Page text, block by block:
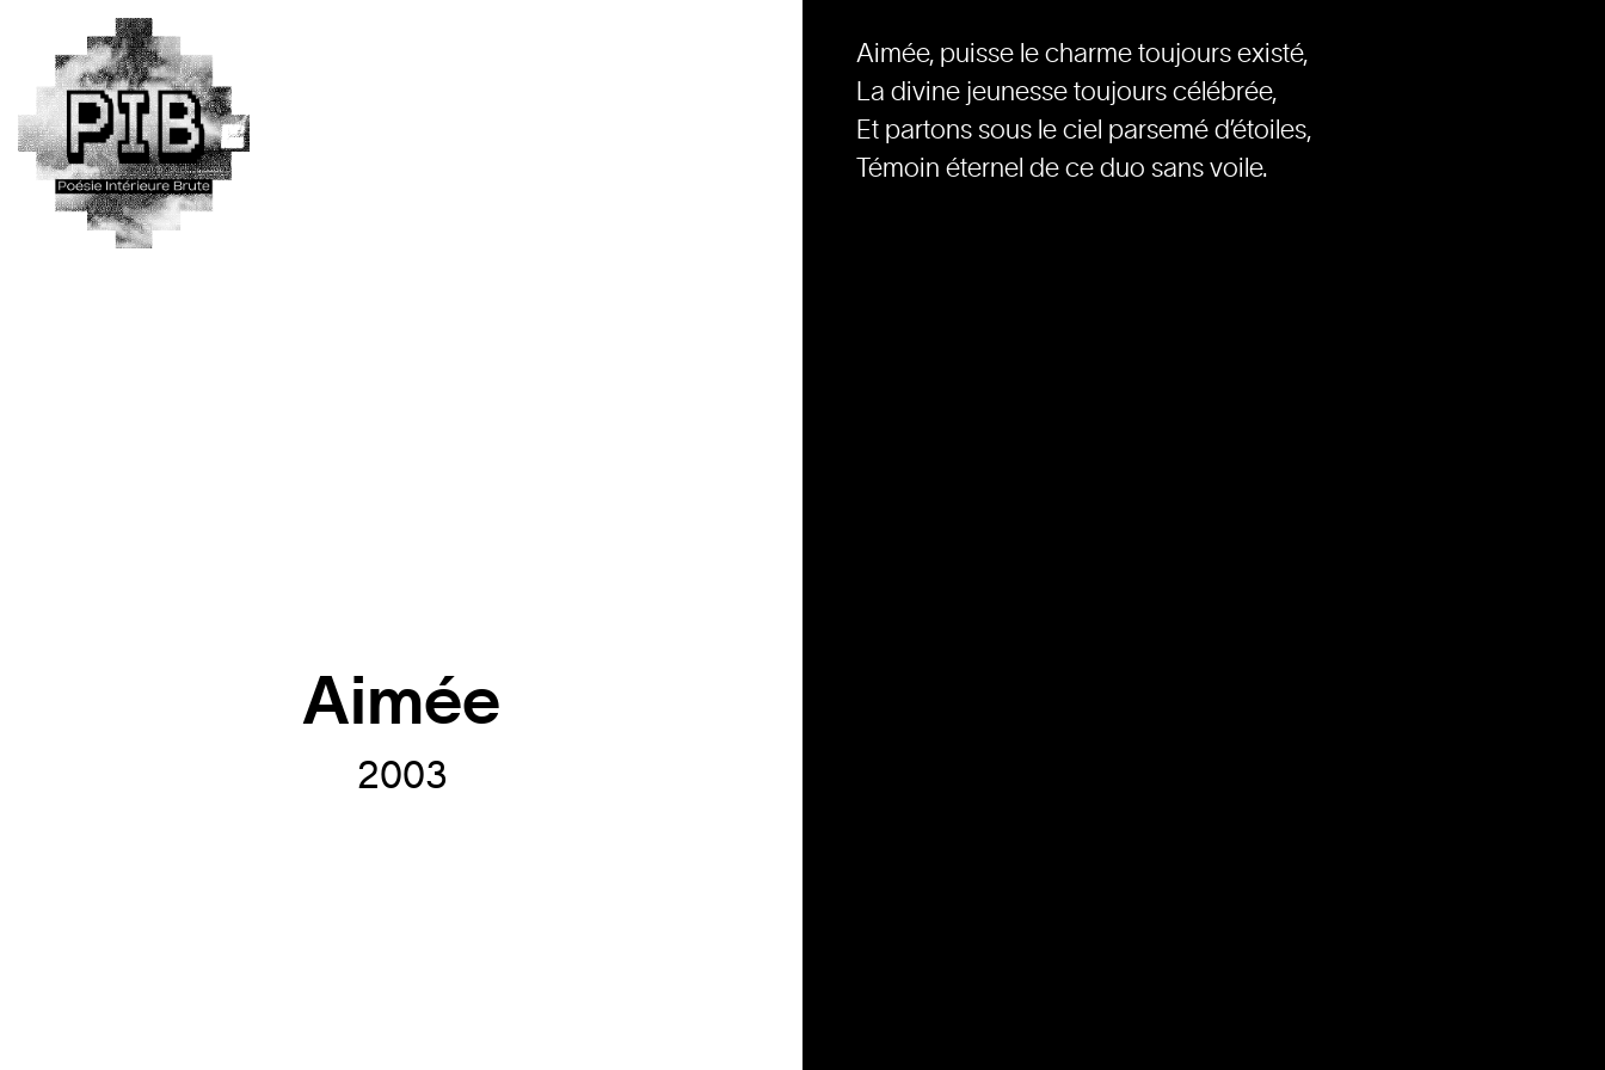
Aimée
2003
Aimée, puisse le charme toujours existé,
La divine jeunesse toujours célébrée,
Et partons sous le ciel parsemé d’étoiles,
Témoin éternel de ce duo sans voile.